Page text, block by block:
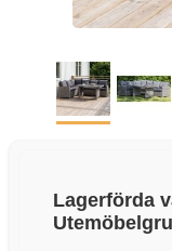
Lagerförda